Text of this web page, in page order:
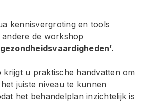
kennisvergroting en tools
de workshop
krijgt u praktische handvatten om
juiste niveau te kunnen
het behandelplan inzichtelijk is